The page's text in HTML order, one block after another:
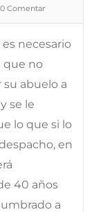
0 Comentar
necesario
que no
abuelo a
se le
lo que si lo
en
40 años
a